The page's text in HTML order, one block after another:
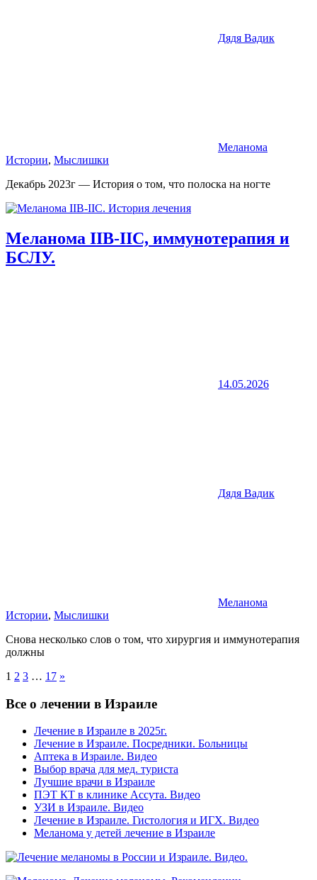
Дядя Вадик
Меланома
Истории, Мыслишки
Декабрь 2023г — История о том, что полоска на ногте
Меланома IIB-IIC, иммунотерапия и
БСЛУ.
14.05.2026
Дядя Вадик
Меланома
Истории, Мыслишки
Снова несколько слов о том, что хирургия и иммунотерапия
должны
Пагинация
записей
1 2 3 … 17 Next
»
Все о лечении в Израиле
Лечение в Израиле в 2025г.
Лечение в Израиле. Посредники. Больницы
Аптека в Израиле. Видео
Выбор врача для мед. туриста
Лучшие врачи в Израиле
ПЭТ КТ в клинике Ассута. Видео
УЗИ в Израиле. Видео
Лечение в Израиле. Гистология и ИГХ. Видео
Меланома у детей лечение в Израиле